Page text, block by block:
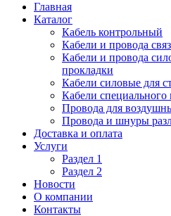
Главная
Каталог
Кабель контрольный
Кабели и провода
Кабели и провода
прокладки
Кабели силовые для
Кабели специального
Провода для
Провода и шнуры
Доставка и оплата
Услуги
Раздел 1
Раздел 2
Новости
О компании
Контакты